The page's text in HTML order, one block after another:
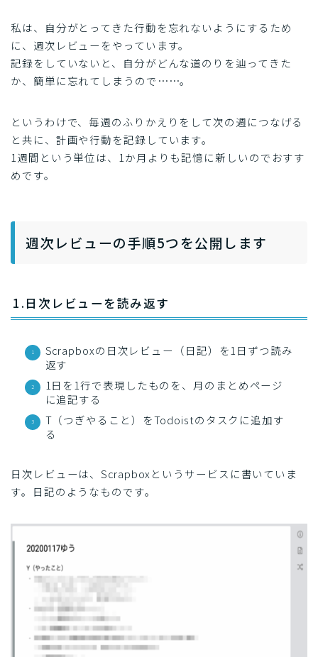
私は、自分がとってきた行動を忘れないようにするため
に、週次レビューをやっています。
記録をしていないと、自分がどんな道のりを辿ってきた
か、簡単に忘れてしまうので……。
というわけで、毎週のふりかえりをして次の週につなげる
と共に、計画や行動を記録しています。
1週間という単位は、1か月よりも記憶に新しいのでおすす
めです。
週次レビューの手順5つを公開します
1.日次レビューを読み返す
Scrapboxの日次レビュー（日記）を1日ずつ読み
返す
1日を1行で表現したものを、月のまとめページ
に追記する
T（つぎやること）をTodoistのタスクに追加す
る
日次レビューは、Scrapboxというサービスに書いていま
す。日記のようなものです。